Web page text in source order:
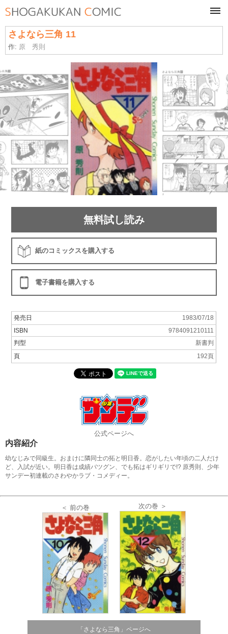
さよなら三角 11
作: 原 秀則
無料試し読み
紙のコミックスを購入する
電子書籍を購入する
発売日
1983/07/18
ISBN
9784091210111
判型
新書判
頁
192頁
公式ページへ
内容紹介
幼なじみで同級生。おまけに隣同士の拓と明日香。恋がしたい年頃の二人だけ
ど、入試が近い。明日香は成績バツグン、でも拓はギリギリで!? 原秀則、少年
サンデー初連載のさわやかラブ・コメディー。
＜ 前の巻 次の巻 ＞
「さよなら三角」ページへ